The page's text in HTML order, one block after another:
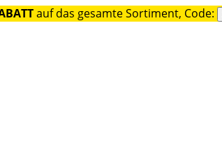
auf das gesamte Sortiment, Code: